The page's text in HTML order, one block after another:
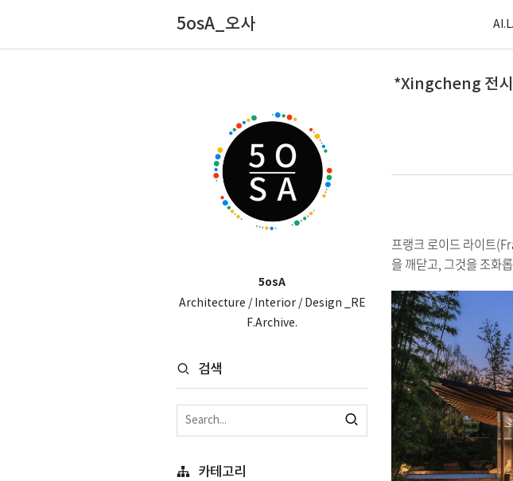
5osA_오사
*Xingcheng 전시
프랭크 로이드 라이트
을 깨닫고, 그것을 조화
5osA
Architecture / Interior / Design _RE
F.Archive.
검색
카테고리